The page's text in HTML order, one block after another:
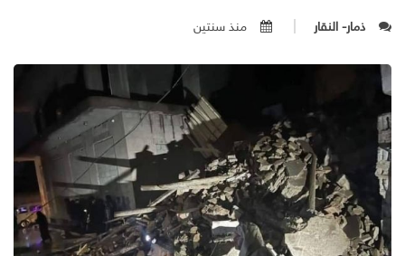
ذمار- النقار منذ سنتين